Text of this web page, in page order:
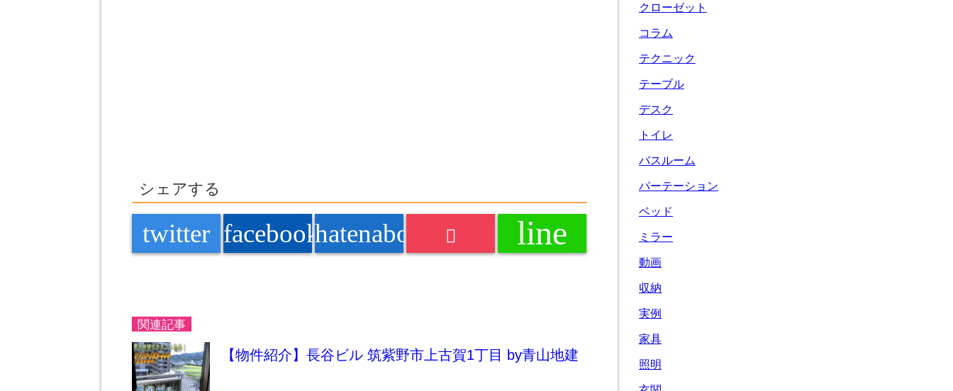
シェアする
twitter facebookhatenabookmark line
関連記事
【物件紹介】長谷ビル 筑紫野市上古賀1丁目 by青山地建
クローゼット
コラム
テクニック
テーブル
デスク
トイレ
バスルーム
パーテーション
ベッド
ミラー
動画
収納
実例
家具
照明